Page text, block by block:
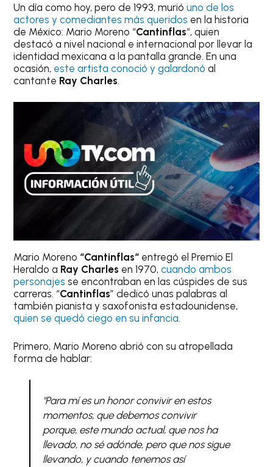
Un día como hoy, pero de 1993, murióuno de los
actores y comediantes más queridos en la historia
de México: Mario Moreno “Cantinflas“, quien
destacó a nivel nacional e internacional por llevar la
identidad mexicana a la pantalla grande. En una
ocasión, este artista conoció y galardonóal
cantante Ray Charles.
Mario Moreno “Cantinflas“ entregó el Premio El
Heraldo a Ray Charles en 1970,cuando ambos
personajesse encontraban en las cúspides de sus
carreras. “Cantinflas” dedicó unas palabras al
también pianista y saxofonista estadounidense,
quien se quedó ciego en su infancia.
Primero, Mario Moreno abrió con su atropellada
forma de hablar:
"Para mí es un honor convivir en estos
momentos, que debemos convivir
porque, este mundo actual, que nos ha
llevado, no sé adónde, pero que nos sigue
llevando, y cuando tenemos así